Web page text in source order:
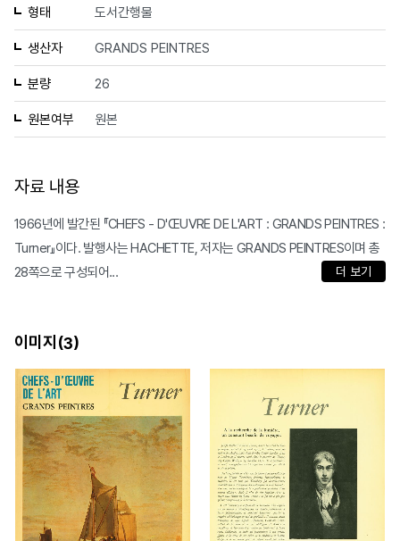
형태 도서간행물
생산자 GRANDS PEINTRES
분량 26
원본여부 원본
자료 내용
1966년에 발간된 『CHEFS - D'ŒUVRE DE L'ART : GRANDS PEINTRES :
Turner』이다. 발행사는 HACHETTE, 저자는 GRANDS PEINTRES이며 총
28쪽으로 구성되어...
더 보기
이미지(3)